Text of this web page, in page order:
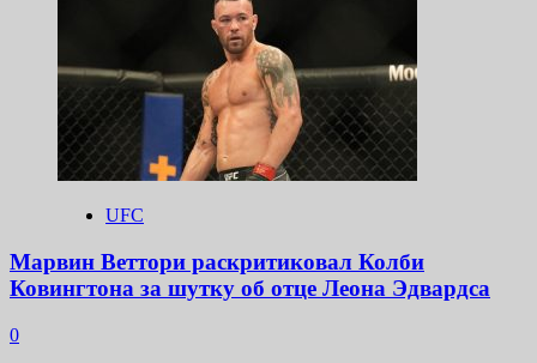
ежегодной
премии
World
MMA
Awards
UFC
Марвин Веттори раскритиковал Колби
Ковингтона за шутку об отце Леона Эдвардса
0